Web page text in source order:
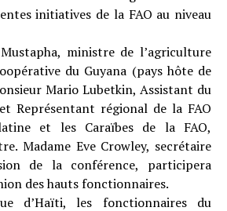
initiatives de la FAO au niveau
ministre de l’agriculture
du Guyana (pays hôte de
Mario Lubetkin, Assistant du
Représentant régional de la FAO
et les Caraïbes de la FAO,
Madame Eve Crowley, secrétaire
de la conférence, participera
des hauts fonctionnaires.
d’Haïti, les fonctionnaires du